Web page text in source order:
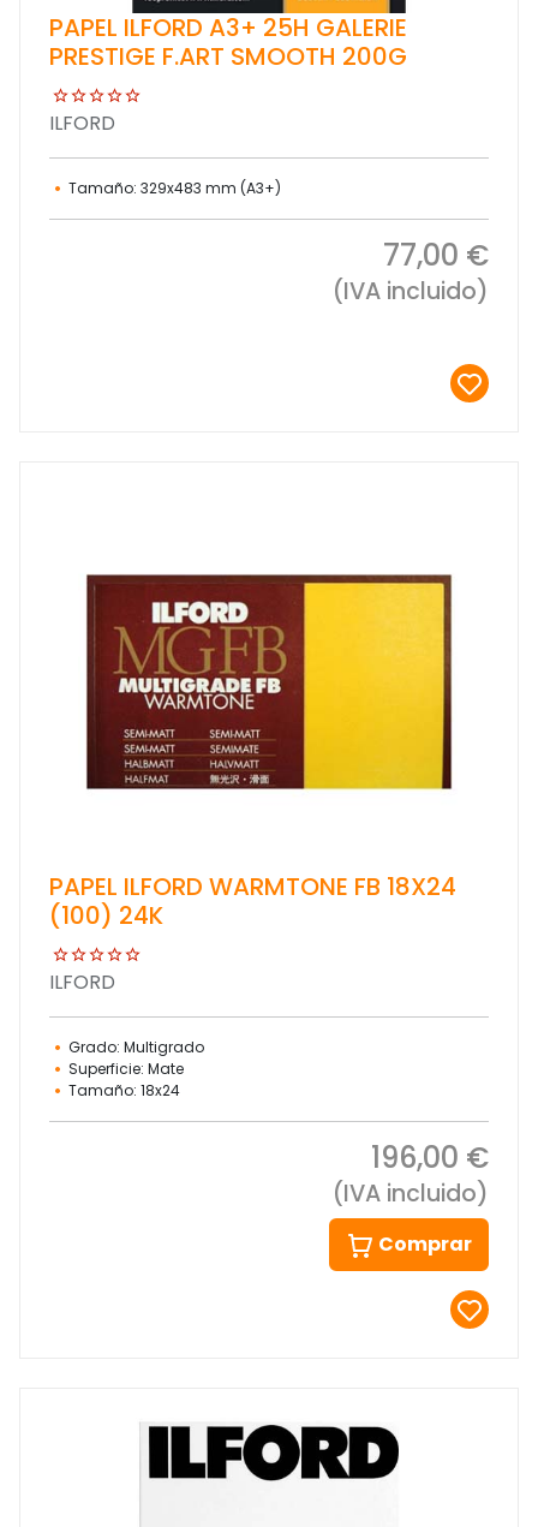
PAPEL ILFORD A3+ 25H GALERIE
PRESTIGE F.ART SMOOTH 200G
ILFORD
Tamaño: 329x483 mm (A3+)
77,00 €
(IVA incluido)
PAPEL ILFORD WARMTONE FB 18X24
(100) 24K
ILFORD
Grado: Multigrado
Superficie: Mate
Tamaño: 18x24
196,00 €
(IVA incluido)
Comprar